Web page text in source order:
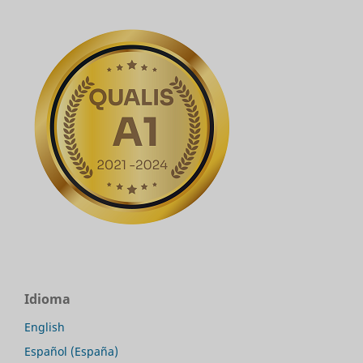
Idioma
English
Español (España)